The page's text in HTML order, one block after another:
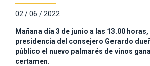
02 / 06 / 2022
Mañana día 3 de junio a las 13.00
presidencia del consejero Gerardo
público el nuevo palmarés devinos
certamen.